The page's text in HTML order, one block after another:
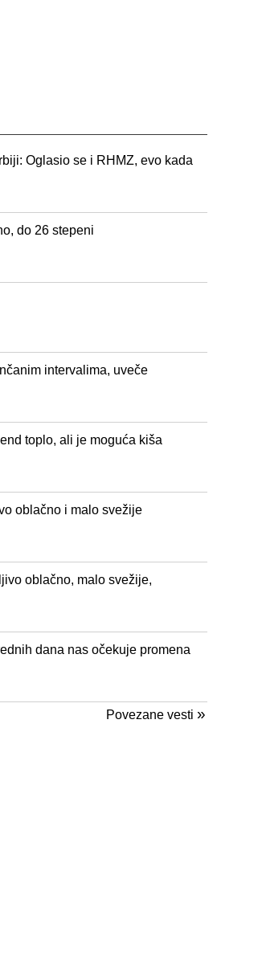
Oglasio se i RHMZ, evo kada
do 26 stepeni
intervalima, uveče
toplo, ali je moguća kiša
oblačno i malo svežije
oblačno, malo svežije,
dana nas očekuje promena
Povezane vesti »